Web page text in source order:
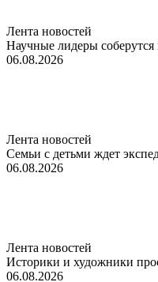
Лента новостей
Научные лидеры
06.08.2026
Лента новостей
Семьи с детьми ждет
06.08.2026
Лента новостей
Историки и художники
06.08.2026